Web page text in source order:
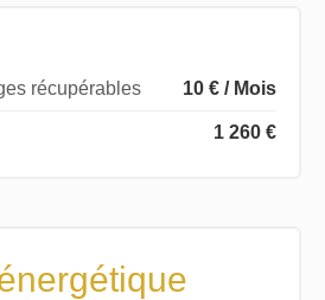
récupérables 10 € / Mois
1 260 €